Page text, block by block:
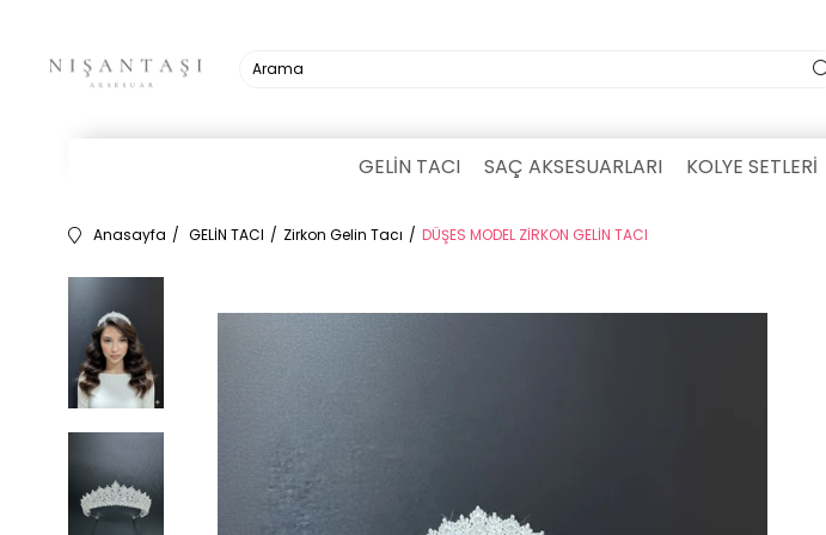
GELİN TACI SAÇ AKSESUARLARI KOLYE SETLERİ
Anasayfa GELİN TACI Zirkon Gelin Tacı DÜŞES MODEL ZİRKON GELİN TACI